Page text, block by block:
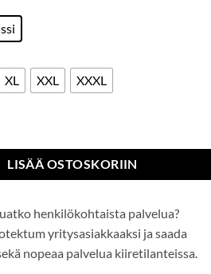
XL XXL XXXL
LISÄÄ OSTOSKORIIN
henkilökohtaista palvelua?
yritysasiakkaaksi ja saada
nopeaa palvelua kiiretilanteissa.